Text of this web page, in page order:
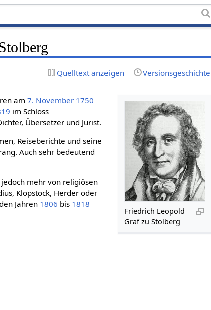
Quelltext anzeigen Versionsgeschichte
Friedrich Leopold
Graf zu Stolberg
am7. November 1750
im Schloss
Übersetzer und Jurist.
Reiseberichte und seine
Auch sehr bedeutend
mehr von religiösen
Klopstock, Herder oder
Jahren 1806 bis 1818